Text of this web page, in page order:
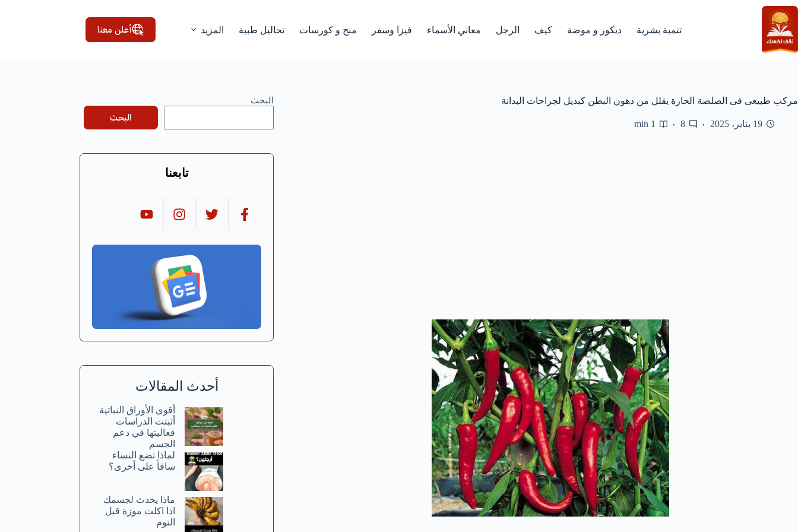
التجاوز
إلى
المحتوى
تنمية بشرية ديكور و موضة كيف الرجل معاني الأسماء فيزا وسفر منح و كورسات تحاليل طبية المزيد أعلن معنا
مركب طبيعى فى الصلصة الحارة يقلل من دهون البطن كبديل لجراحات البدانة
19 يناير، 2025 8
1 min
البحث
البحث
تابعنا
أحدث المقالات
أقوى الأوراق النباتية
أثبتت الدراسات
فعاليتها في دعم
الجسم
لماذا تضع النساء
ساقاً على أخرى؟
ماذا يحدث لجسمك
اذا اكلت موزة قبل
النوم